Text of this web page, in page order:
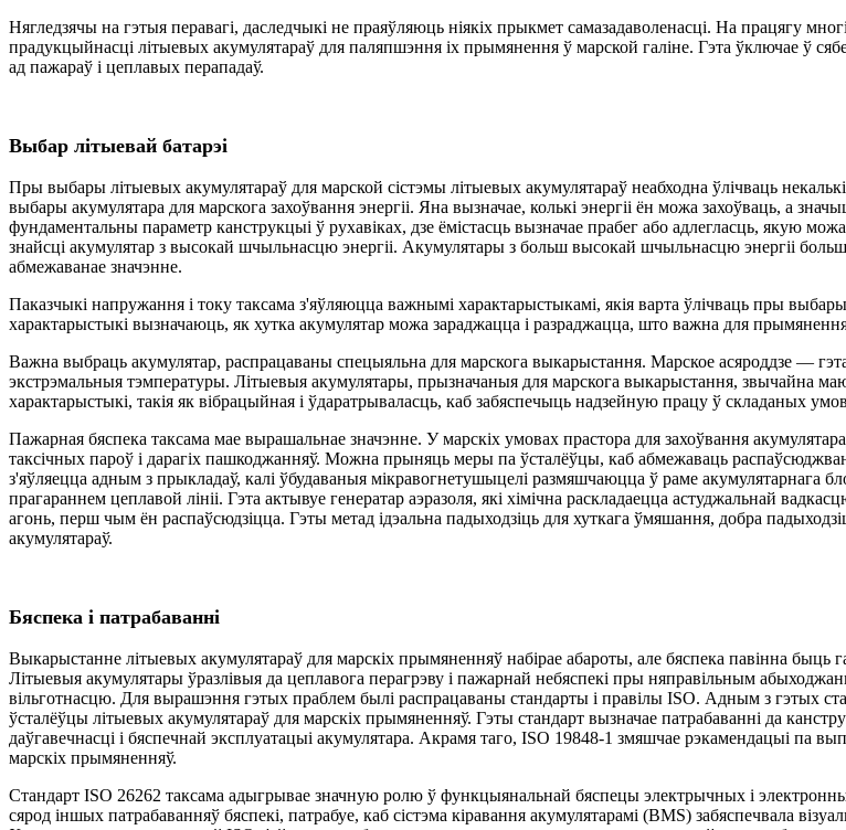
Нягледзячы на ​​гэтыя перавагі, даследчыкі не праяўляюць ніякіх прыкмет самазадаволенасці. На працягу
прадукцыйнасці літыевых акумулятараў для паляпшэння іх прымянення ў марской галіне. Гэта ўключае ў
ад пажараў і цеплавых перападаў.
Выбар літыевай батарэі
Пры выбары літыевых акумулятараў для марской сістэмы літыевых акумулятараў неабходна ўлічваць
выбары акумулятара для марскога захоўвання энергіі. Яна вызначае, колькі энергіі ён можа захоўваць, а
фундаментальны параметр канструкцыі ў рухавіках, дзе ёмістасць вызначае прабег або адлегласць, якую
знайсці акумулятар з высокай шчыльнасцю энергіі. Акумулятары з больш высокай шчыльнасцю энергіі
абмежаванае значэнне.
Паказчыкі напружання і току таксама з'яўляюцца важнымі характарыстыкамі, якія варта ўлічваць пры
характарыстыкі вызначаюць, як хутка акумулятар можа зараджацца і разраджацца, што важна для
Важна выбраць акумулятар, распрацаваны спецыяльна для марскога выкарыстання. Марское асяроддзе —
экстрэмальныя тэмпературы. Літыевыя акумулятары, прызначаныя для марскога выкарыстання, звычайна
характарыстыкі, такія як вібрацыйная і ўдаратрываласць, каб забяспечыць надзейную працу ў складаных
Пажарная бяспека таксама мае вырашальнае значэнне. У марскіх умовах прастора для захоўвання
таксічных пароў і дарагіх пашкоджанняў. Можна прыняць меры па ўсталёўцы, каб абмежаваць
з'яўляецца адным з прыкладаў, калі ўбудаваныя мікравогнетушыцелі размяшчаюцца ў раме акумулятарнага
прагараннем цеплавой лініі. Гэта актывуе генератар аэразоля, які хімічна раскладаецца астуджальнай
агонь, перш чым ён распаўсюдзіцца. Гэты метад ідэальна падыходзіць для хуткага ўмяшання, добра
акумулятараў.
Бяспека і патрабаванні
Выкарыстанне літыевых акумулятараў для марскіх прымяненняў набірае абароты, але бяспека павінна
Літыевыя акумулятары ўразлівыя да цеплавога перагрэву і пажарнай небяспекі пры няправільным
вільготнасцю. Для вырашэння гэтых праблем былі распрацаваны стандарты і правілы ISO. Адным з гэтых
ўсталёўцы літыевых акумулятараў для марскіх прымяненняў. Гэты стандарт вызначае патрабаванні да
даўгавечнасці і бяспечнай эксплуатацыі акумулятара. Акрамя таго, ISO 19848-1 змяшчае рэкамендацыі па
марскіх прымяненняў.
Стандарт ISO 26262 таксама адыгрывае значную ролю ў функцыянальнай бяспецы электрычных і
сярод іншых патрабаванняў бяспекі, патрабуе, каб сістэма кіравання акумулятарамі (BMS) забяспечвала